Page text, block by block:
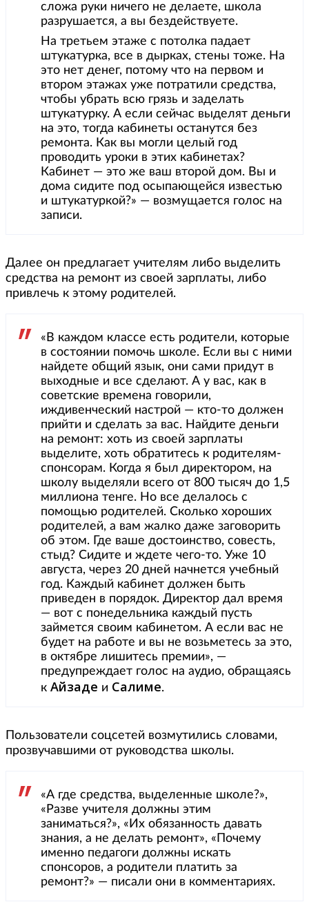
сложа руки ничего не делаете, школа
разрушается, а вы бездействуете.
На третьем этаже с потолка падает
штукатурка, все в дырках, стены тоже. На
это нет денег, потому что на первом и
втором этажах уже потратили средства,
чтобы убрать всю грязь и заделать
штукатурку. А если сейчас выделят деньги
на это, тогда кабинеты останутся без
ремонта. Как вы могли целый год
проводить уроки в этих кабинетах?
Кабинет — это же ваш второй дом. Вы и
дома сидите под осыпающейся известью
и штукатуркой?» — возмущается голос на
записи.
Далее он предлагает учителям либо выделить
средства на ремонт из своей зарплаты, либо
привлечь к этому родителей.
«В каждом классе есть родители, которые
в состоянии помочь школе. Если вы с ними
найдете общий язык, они сами придут в
выходные и все сделают. А у вас, как в
советские времена говорили,
иждивенческий настрой — кто-то должен
прийти и сделать за вас. Найдите деньги
на ремонт: хоть из своей зарплаты
выделите, хоть обратитесь к родителям-
спонсорам. Когда я был директором, на
школу выделяли всего от 800 тысяч до 1,5
миллиона тенге. Но все делалось с
помощью родителей. Сколько хороших
родителей, а вам жалко даже заговорить
об этом. Где ваше достоинство, совесть,
стыд? Сидите и ждете чего-то. Уже 10
августа, через 20 дней начнется учебный
год. Каждый кабинет должен быть
приведен в порядок. Директор дал время
— вот с понедельника каждый пусть
займется своим кабинетом. А если вас не
будет на работе и вы не возьметесь за это,
в октябре лишитесь премии», —
предупреждает голос на аудио, обращаясь
к Айзаде и Салиме.
Пользователи соцсетей возмутились словами,
прозвучавшими от руководства школы.
«А где средства, выделенные школе?»,
«Разве учителя должны этим
заниматься?», «Их обязанность давать
знания, а не делать ремонт», «Почему
именно педагоги должны искать
спонсоров, а родители платить за
ремонт?» — писали они в комментариях.